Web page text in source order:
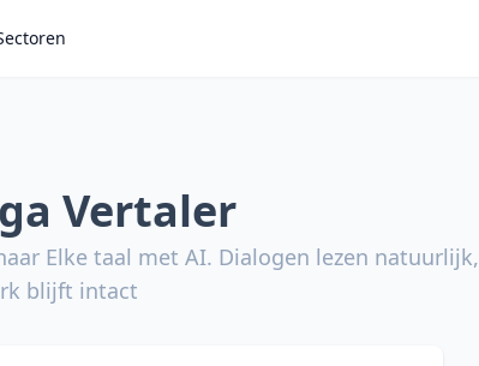
Vertaler
Elke taal met AI. Dialogen lezen natuurlijk,
blijft intact